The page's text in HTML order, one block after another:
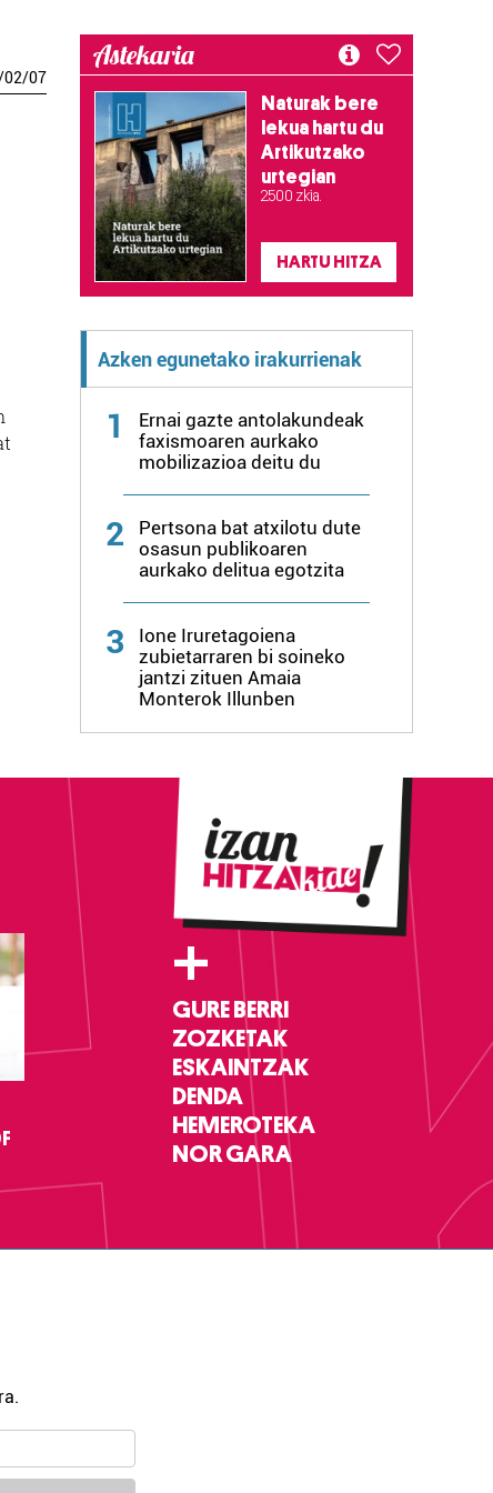
02/07
Astekaria
Naturak bere
lekua hartu du
Artikutzako
urtegian
2.500 zkia.
HARTU HITZA
Azken egunetako irakurrienak
1
Ernai gazte antolakundeak
faxismoaren aurkako
mobilizazioa deitu du
2
Pertsona bat atxilotu dute
osasun publikoaren
aurkako delitua egotzita
3
Ione Iruretagoiena
zubietarraren bi soineko
jantzi zituen Amaia
Monterok Illunben
+
GURE BERRI
ZOZKETAK
ESKAINTZAK
DENDA
HEMEROTEKA
NOR GARA